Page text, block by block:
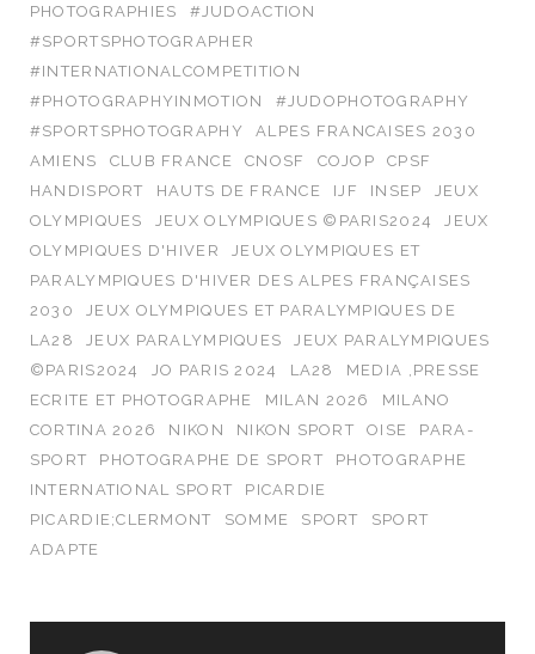
PHOTOGRAPHIES
#JUDOACTION
#SPORTSPHOTOGRAPHER
#INTERNATIONALCOMPETITION
#PHOTOGRAPHYINMOTION
#JUDOPHOTOGRAPHY
#SPORTSPHOTOGRAPHY
ALPES FRANCAISES 2030
AMIENS
CLUB FRANCE CNOSF COJOP
CPSF
HANDISPORT
HAUTS DE FRANCE IJF INSEP
JEUX
OLYMPIQUES
JEUX OLYMPIQUES ©PARIS2024
JEUX
OLYMPIQUES D'HIVER
JEUX OLYMPIQUES ET
PARALYMPIQUES D'HIVER DES ALPES FRANÇAISES
2030
JEUX OLYMPIQUES ET PARALYMPIQUES DE
LA28
JEUX PARALYMPIQUES
JEUX PARALYMPIQUES
©PARIS2024
JO PARIS 2024 LA28
MEDIA ,PRESSE
ECRITE ET PHOTOGRAPHE
MILAN 2026
MILANO
CORTINA 2026
NIKON NIKON SPORT OISE
PARA-
SPORT
PHOTOGRAPHE DE SPORT
PHOTOGRAPHE
INTERNATIONAL SPORT
PICARDIE
PICARDIE;CLERMONT
SOMME SPORT
SPORT
ADAPTE